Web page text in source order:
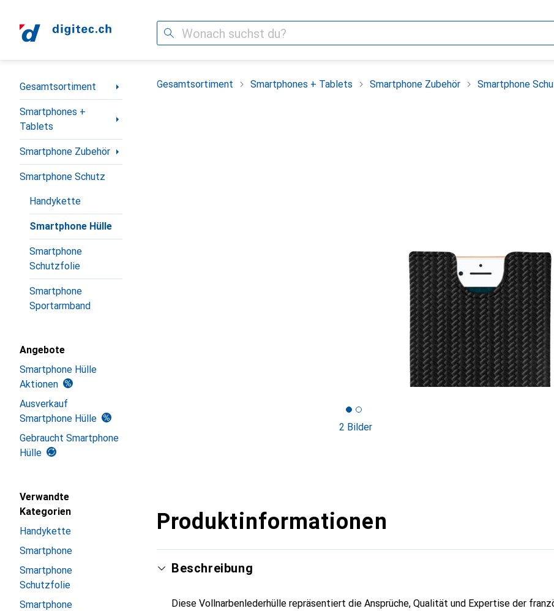
Suche
Navigation nach Kategorien
Gesamtsortiment
Smartphones +
Tablets
Smartphone Zubehör
Smartphone Schutz
Handykette
Smartphone Hülle
Smartphone
Schutzfolie
Smartphone
Sportarmband
Angebote
Smartphone Hülle
Aktionen
Ausverkauf
Smartphone Hülle
Gebraucht Smartphone
Hülle
Verwandte
Kategorien
Handykette
Smartphone
Smartphone
Schutzfolie
Smartphone
Gesamtsortiment Smartphones + Tablets Smartphone Zubehör Smartphone
2 Bilder
Produktinformationen
Beschreibung
Diese Vollnarbenlederhülle repräsentiert die Ansprüche, Qualität und Expertise der